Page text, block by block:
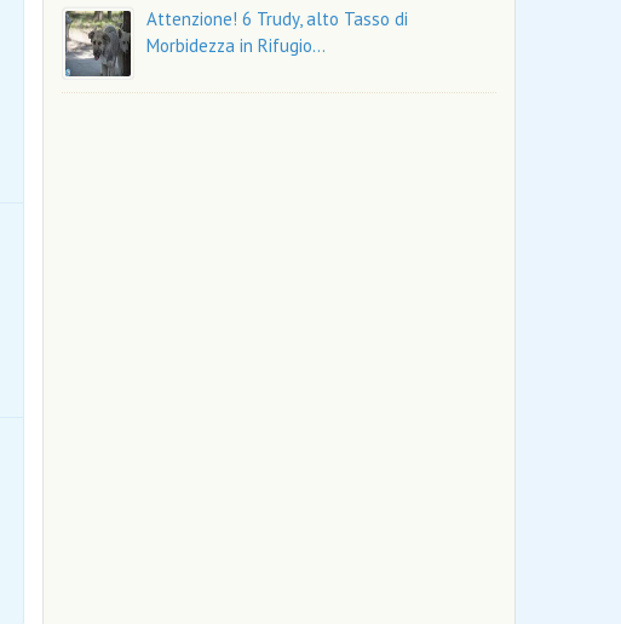
Attenzione! 6 Trudy, alto Tasso di
Morbidezza in Rifugio…